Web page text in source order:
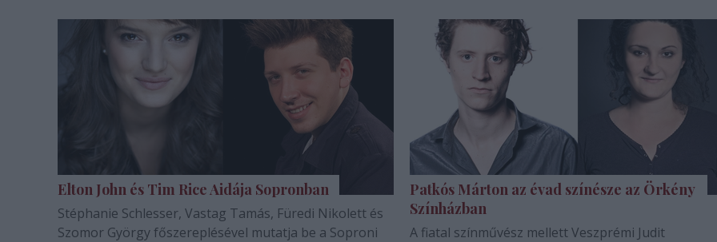
Elton John és Tim Rice Aidája Sopronban
Stéphanie Schlesser, Vastag Tamás, Füredi Nikolett és
Szomor György főszereplésével mutatja be a Soproni
Patkós Márton az évad színésze az Örkény
Színházban
A fiatal színművész mellett Veszprémi Judit